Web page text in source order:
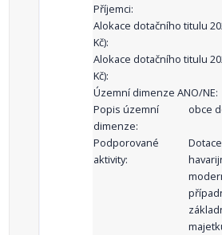
Příjemci:
Alokace dotačního titulu
Kč):
Alokace dotačního titulu
Kč):
Územní dimenze ANO/NE:
Popis územní
dimenze:
obce
Podporované
aktivity: